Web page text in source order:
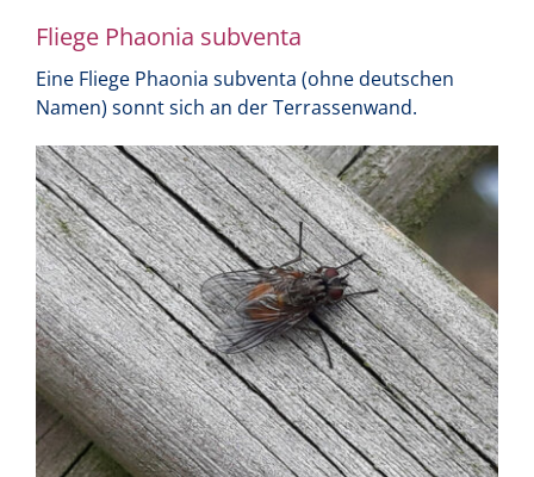
Fliege Phaonia subventa
Eine Fliege Phaonia subventa (ohne deutschen
Namen) sonnt sich an der Terrassenwand.